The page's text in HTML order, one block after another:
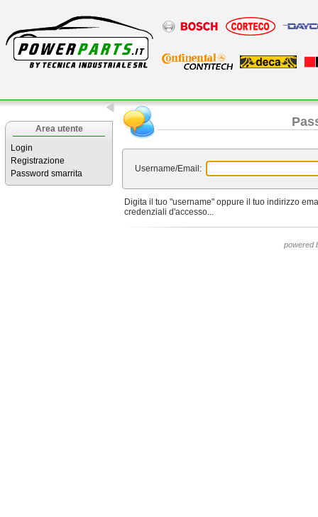
Area utente
Login
Registrazione
Password smarrita
Username/Email:
Digita il tuo "username" oppure il tuo indirizzo
credenziali d'accesso...
powered